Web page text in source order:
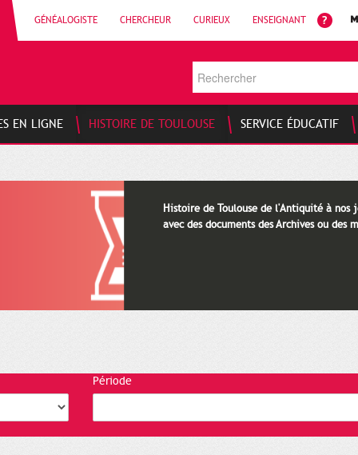
GÉNÉALOGISTE CHERCHEUR CURIEUX ENSEIGNANT
EN LIGNE HISTOIRE DE TOULOUSE SERVICE ÉDUCATIF
Histoire de Toulouse de l'Antiquité à
avec des documents des Archives ou des
Période